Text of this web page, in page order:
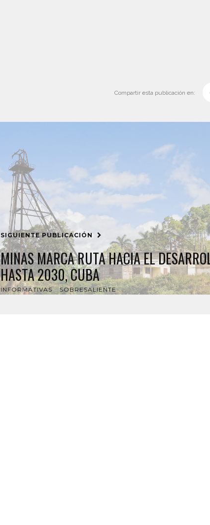
Compartir esta publicación en:
SIGUIENTE PUBLICACIÓN
MINAS MARCA RUTA HACIA EL
HASTA 2030, CUBA
INFORMATIVAS SOBRESALIENTE